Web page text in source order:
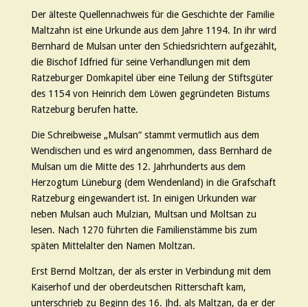
Der älteste Quellennachweis für die Geschichte der Familie
Maltzahn ist eine Urkunde aus dem Jahre 1194. In ihr wird
Bernhard de Mulsan unter den Schiedsrichtern aufgezählt,
die Bischof Idfried für seine Verhandlungen mit dem
Ratzeburger Domkapitel über eine Teilung der Stiftsgüter
des 1154 von Heinrich dem Löwen gegründeten Bistums
Ratzeburg berufen hatte.
Die Schreibweise „Mulsan“ stammt vermutlich aus dem
Wendischen und es wird angenommen, dass Bernhard de
Mulsan um die Mitte des 12. Jahrhunderts aus dem
Herzogtum Lüneburg (dem Wendenland) in die Grafschaft
Ratzeburg eingewandert ist. In einigen Urkunden war
neben Mulsan auch Mulzian, Multsan und Moltsan zu
lesen. Nach 1270 führten die Familienstämme bis zum
späten Mittelalter den Namen Moltzan.
Erst Bernd Moltzan, der als erster in Verbindung mit dem
Kaiserhof und der oberdeutschen Ritterschaft kam,
unterschrieb zu Beginn des 16. Jhd. als Maltzan, da er der